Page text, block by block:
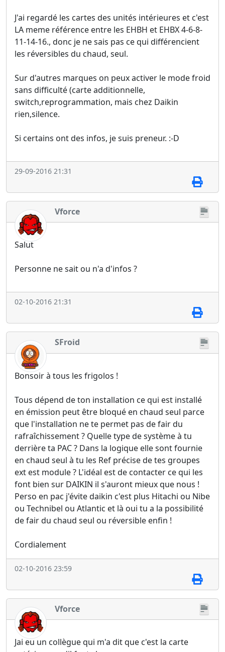
J'ai regardé les cartes des unités intérieures et c'est
LA meme référence entre les EHBH et EHBX 4-6-8-
11-14-16., donc je ne sais pas ce qui différencient
les réversibles du chaud, seul.
Sur d'autres marques on peux activer le mode froid
sans difficulté (carte additionnelle,
switch,reprogrammation, mais chez Daikin
rien,silence.
Si certains ont des infos, je suis preneur. :-D
29-09-2016 21:31
Vforce
Salut
Personne ne sait ou n'a d'infos ?
02-10-2016 21:31
SFroid
Bonsoir à tous les frigolos !
Tous dépend de ton installation ce qui est installé
en émission peut être bloqué en chaud seul parce
que l'installation ne te permet pas de fair du
rafraîchissement ? Quelle type de système à tu
derrière ta PAC ? Dans la logique elle sont fournie
en chaud seul à tu les Ref précise de tes groupes
ext est module ? L'idéal est de contacter ce qui les
font bien sur DAIKIN il s'auront mieux que nous !
Perso en pac j'évite daikin c'est plus Hitachi ou Nibe
ou Technibel ou Atlantic et là oui tu a la possibilité
de fair du chaud seul ou réversible enfin !
Cordialement
02-10-2016 23:59
Vforce
Jai eu un collègue qui m'a dit que c'est la carte